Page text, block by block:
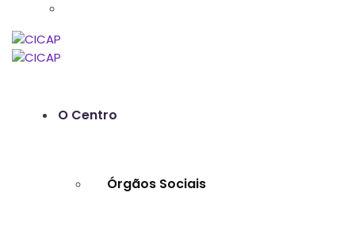
O Centro
Órgãos Sociais